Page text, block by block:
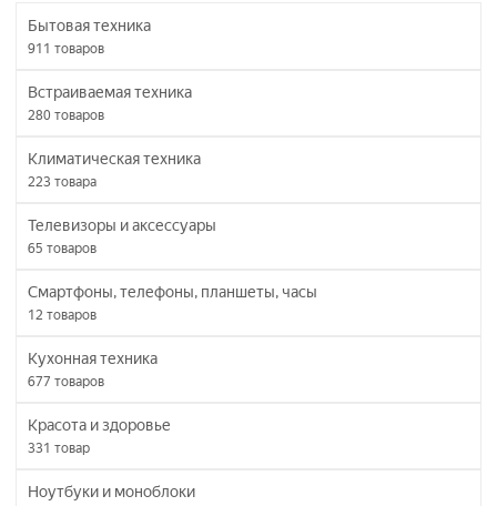
Бытовая техника
911 товаров
Встраиваемая техника
280 товаров
Климатическая техника
223 товара
Телевизоры и аксессуары
65 товаров
Смартфоны, телефоны, планшеты, часы
12 товаров
Кухонная техника
677 товаров
Красота и здоровье
331 товар
Ноутбуки и моноблоки